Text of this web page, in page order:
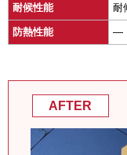
耐候性能 耐
防熱性能 ―
AFTER